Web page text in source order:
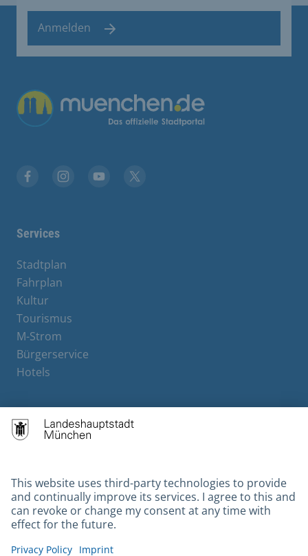
Anmelden
Übergreifende Links
Services
Stadtplan
Fahrplan
Kultur
Tourismus
M-Strom
Bürgerservice
Hotels
Contact
Gebärdensprache
Datenschutz
Kontakt